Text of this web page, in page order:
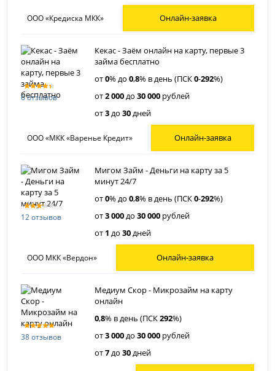
ООО «Кредиска МКК» Онлайн-заявка
6 отзывов
Кекас - Заём онлайн на карту, первые 3
займа бесплатно
от0% до0,8% в день (ПСК0-292%)
от2 000до30 000 рублей
от3до30дней
ООО «МКК «Варенье Кредит» Онлайн-заявка
12 отзывов
Мигом Займ - Деньги на карту за 5
минут 24/7
от0% до0,8% в день (ПСК0-292%)
от3 000до30 000 рублей
от 1 до30дней
ООО МКК «Вердон» Онлайн-заявка
38 отзывов
Медиум Скор - Микрозайм на карту
онлайн
0,8% в день (ПСК292%)
от3 000до30 000 рублей
от7до30дней